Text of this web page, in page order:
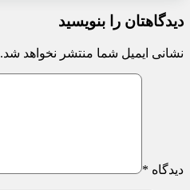
دیدگاهتان را بنویسید
نشانی ایمیل شما منتشر نخواهد شد.
دیدگاه *